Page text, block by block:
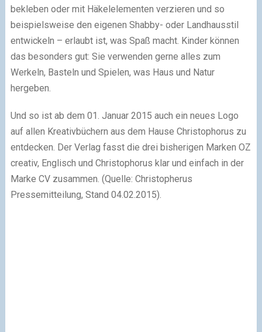
bekleben oder mit Häkelelementen verzieren und so
beispielsweise den eigenen Shabby- oder Landhausstil
entwickeln – erlaubt ist, was Spaß macht. Kinder können
das besonders gut: Sie verwenden gerne alles zum
Werkeln, Basteln und Spielen, was Haus und Natur
hergeben.
Und so ist ab dem 01. Januar 2015 auch ein neues Logo
auf allen Kreativbüchern aus dem Hause Christophorus zu
entdecken. Der Verlag fasst die drei bisherigen Marken OZ
creativ, Englisch und Christophorus klar und einfach in der
Marke CV zusammen. (Quelle: Christopherus
Pressemitteilung, Stand 04.02.2015).